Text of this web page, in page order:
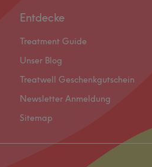
Entdecke
Treatment Guide
Unser Blog
Treatwell Geschenkgutschein
Newsletter Anmeldung
Sitemap